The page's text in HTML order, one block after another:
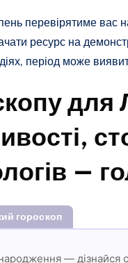
перевірятиме вас
ресурс на
період може
для
—
гороскоп
— дізнайся